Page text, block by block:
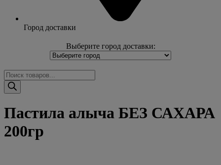
Город доставки
Выберите город доставки:
Поиск
товаров
Пастила алыча БЕЗ САХАРА
200гр